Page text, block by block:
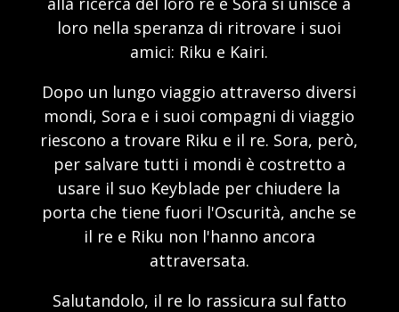
loro nella speranza di ritrovare i suoi
amici: Riku e Kairi.
Dopo un lungo viaggio attraverso diversi
mondi, Sora e i suoi compagni di viaggio
riescono a trovare Riku e il re. Sora, però,
per salvare tutti i mondi è costretto a
usare il suo Keyblade per chiudere la
porta che tiene fuori l'Oscurità, anche se
il re e Riku non l'hanno ancora
attraversata.
Salutandolo, il re lo rassicura sul fatto